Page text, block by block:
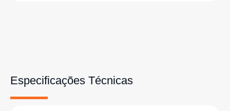
Especificações Técnicas